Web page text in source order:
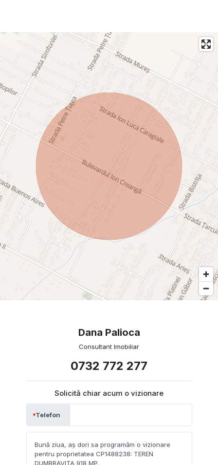
Dana Palioca
Consultant Imobiliar
0732 772 277
Solicită chiar acum o vizionare
Telefon